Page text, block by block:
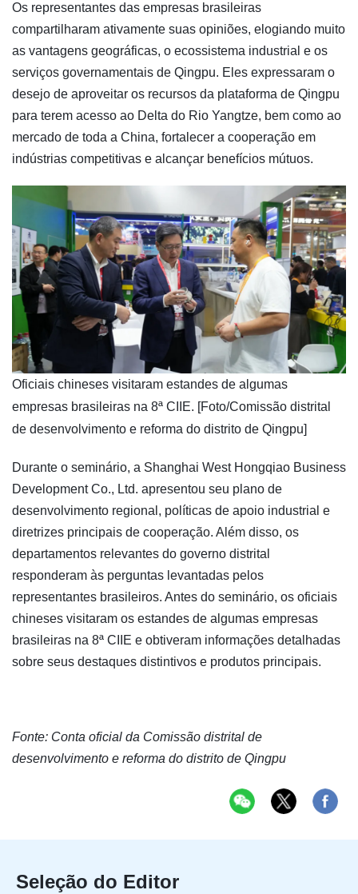
Os representantes das empresas brasileiras
compartilharam ativamente suas opiniões, elogiando muito
as vantagens geográficas, o ecossistema industrial e os
serviços governamentais de Qingpu. Eles expressaram o
desejo de aproveitar os recursos da plataforma de Qingpu
para terem acesso ao Delta do Rio Yangtze, bem como ao
mercado de toda a China, fortalecer a cooperação em
indústrias competitivas e alcançar benefícios mútuos.
​Oficiais chineses visitaram estandes de algumas
empresas brasileiras na 8ª CIIE. [Foto/Comissão distrital
de desenvolvimento e reforma do distrito de Qingpu]
Durante o seminário, a Shanghai West Hongqiao Business
Development Co., Ltd. apresentou seu plano de
desenvolvimento regional, políticas de apoio industrial e
diretrizes principais de cooperação. Além disso, os
departamentos relevantes do governo distrital
responderam às perguntas levantadas pelos
representantes brasileiros. Antes do seminário, os oficiais
chineses visitaram os estandes de algumas empresas
brasileiras na 8ª CIIE e obtiveram informações detalhadas
sobre seus destaques distintivos e produtos principais.
Fonte: Conta oficial da Comissão distrital de
desenvolvimento e reforma do distrito de Qingpu
Seleção do Editor